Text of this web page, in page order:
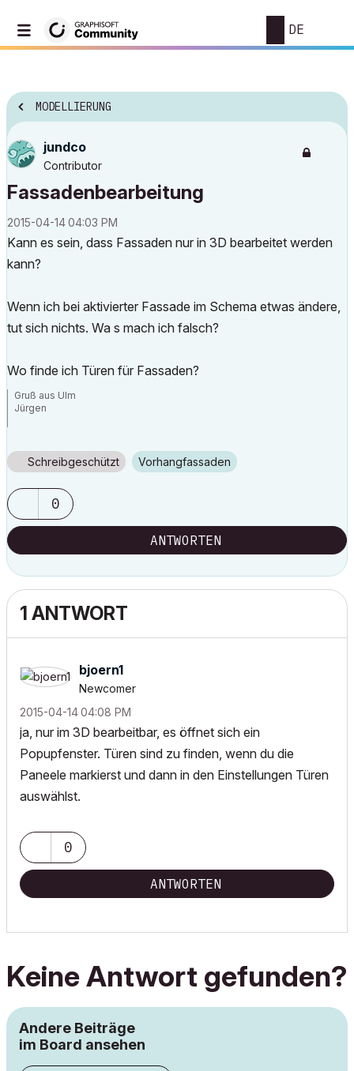
DE
MODELLIERUNG
jundco
Contributor
Fassadenbearbeitung
‎2015-04-1404:03 PM
Kann es sein, dass Fassaden nur in 3D bearbeitet werden
kann?
Wenn ich bei aktivierter Fassade im Schema etwas ändere,
tut sich nichts. Wa s mach ich falsch?
Wo finde ich Türen für Fassaden?
Gruß aus Ulm
Jürgen
Schreibgeschützt Vorhangfassaden
0
ANTWORTEN
1 ANTWORT
bjoern1
Newcomer
‎2015-04-1404:08 PM
ja, nur im 3D bearbeitbar, es öffnet sich ein
Popupfenster. Türen sind zu finden, wenn du die
Paneele markierst und dann in den Einstellungen Türen
auswählst.
0
ANTWORTEN
Keine Antwort gefunden?
Andere Beiträge
im Board ansehen